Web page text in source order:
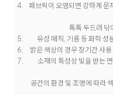
패브릭이 오염되면 강하게 문
톡톡 두드려 닦
유성 매직, 기름 등 화학 성
밝은 색상의 경우 장기간 사
소재의 특성상 빛을 받는
공간의 환경 및 조명에 따라